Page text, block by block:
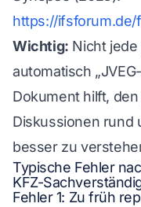
https://ifsforum.de/
Wichtig: Nicht
automatisch
Dokument hilft,
Diskussionen rund
besser zu
Typische Fehler
KFZ-
Fehler 1: Zu früh